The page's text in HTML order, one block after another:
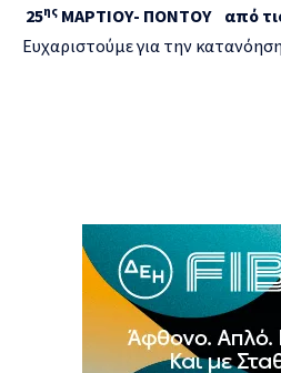
25ης ΜΑΡΤΙΟΥ- ΠΟΝΤΟΥ από τις
Ευχαριστούμε για την